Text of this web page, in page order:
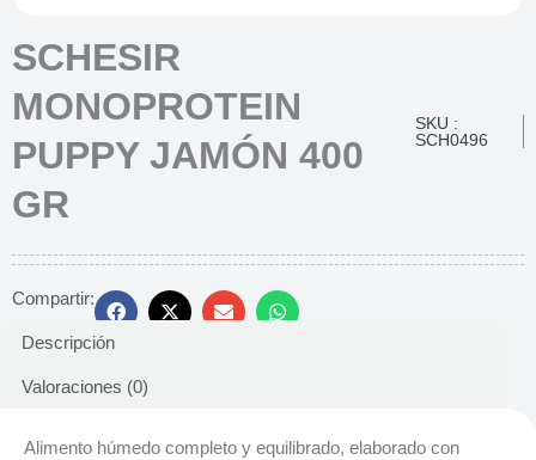
SCHESIR
MONOPROTEIN
PUPPY JAMÓN 400
GR
SKU :
SCH0496
Compartir:
Descripción
Valoraciones (0)
Alimento húmedo completo y equilibrado, elaborado con